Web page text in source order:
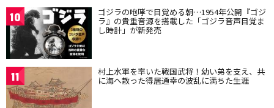
10 ゴジラの咆哮で目覚める朝…1954年公開『ゴジ
ラ』の貴重音源を搭載した「ゴジラ音声目覚ま
し時計」が新発売
11 村上水軍を率いた戦国武将！幼い弟を支え、共
に海へ散った得居通幸の波乱に満ちた生涯